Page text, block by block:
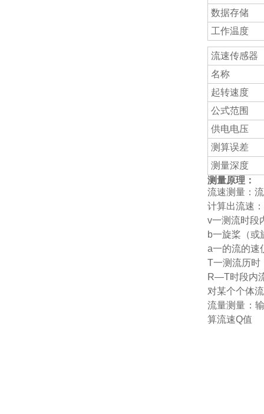
数据存储
工作温度
流速传感器
名称
起转速度
公式范围
供电电压
测算误差
测量深度
测量原理：
流速测量：
计算出流速
v一测流时段
b一旋桨（或
a一的流的速
T一测流历时
R—T时段内
对某个个体
流量测量：
算流速Q值